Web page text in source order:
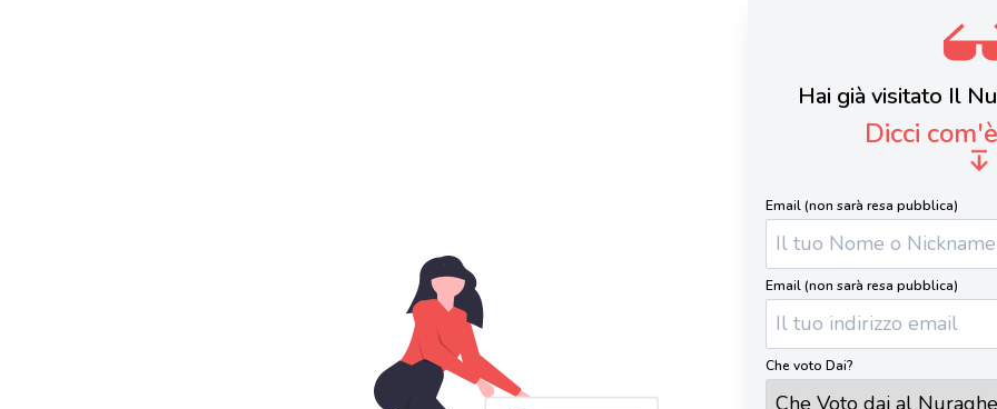
Hai già visitato Il
Dicci
Email (non sarà resa pubblica)
Email (non sarà resa pubblica)
Che voto Dai?